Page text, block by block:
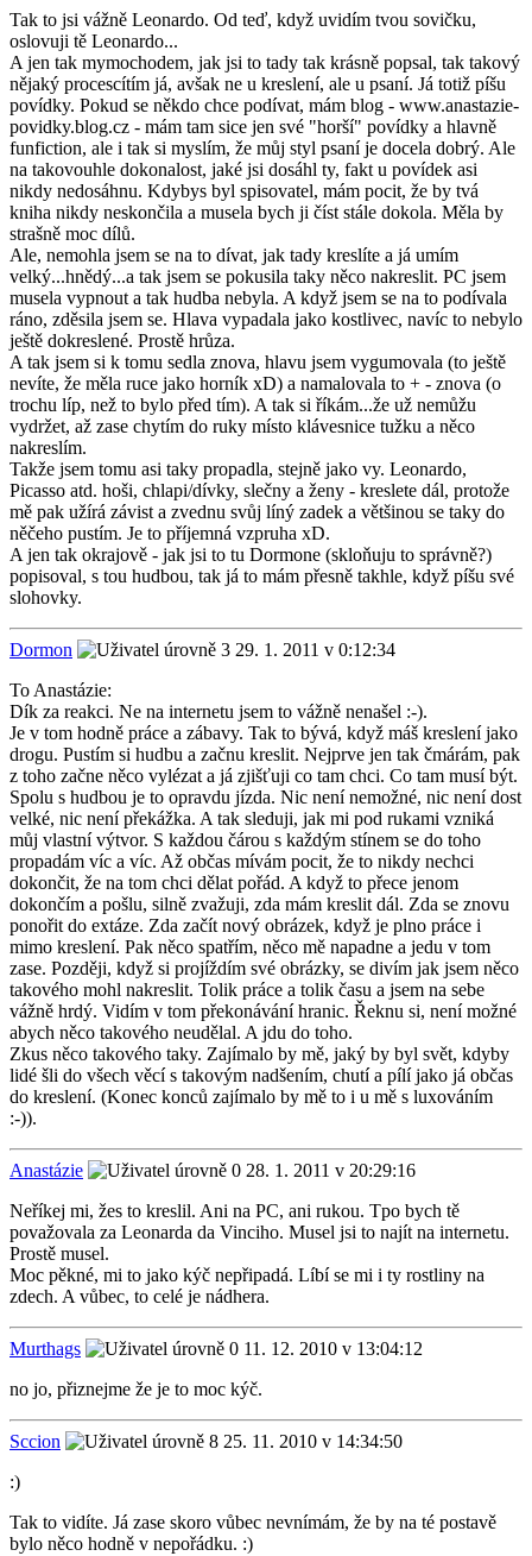
Tak to jsi vážně Leonardo. Od teď, když uvidím tvou sovičku,
oslovuji tě Leonardo...
A jen tak mymochodem, jak jsi to tady tak krásně popsal, tak takový
nějaký procescítím já, avšak ne u kreslení, ale u psaní. Já totiž píšu
povídky. Pokud se někdo chce podívat, mám blog - www.anastazie-
povidky.blog.cz - mám tam sice jen své "horší" povídky a hlavně
funfiction, ale i tak si myslím, že můj styl psaní je docela dobrý. Ale
na takovouhle dokonalost, jaké jsi dosáhl ty, fakt u povídek asi
nikdy nedosáhnu. Kdybys byl spisovatel, mám pocit, že by tvá
kniha nikdy neskončila a musela bych ji číst stále dokola. Měla by
strašně moc dílů.
Ale, nemohla jsem se na to dívat, jak tady kreslíte a já umím
velký...hnědý...a tak jsem se pokusila taky něco nakreslit. PC jsem
musela vypnout a tak hudba nebyla. A když jsem se na to podívala
ráno, zděsila jsem se. Hlava vypadala jako kostlivec, navíc to nebylo
ještě dokreslené. Prostě hrůza.
A tak jsem si k tomu sedla znova, hlavu jsem vygumovala (to ještě
nevíte, že měla ruce jako horník xD) a namalovala to + - znova (o
trochu líp, než to bylo před tím). A tak si říkám...že už nemůžu
vydržet, až zase chytím do ruky místo klávesnice tužku a něco
nakreslím.
Takže jsem tomu asi taky propadla, stejně jako vy. Leonardo,
Picasso atd. hoši, chlapi/dívky, slečny a ženy - kreslete dál, protože
mě pak užírá závist a zvednu svůj líný zadek a většinou se taky do
něčeho pustím. Je to příjemná vzpruha xD.
A jen tak okrajově - jak jsi to tu Dormone (skloňuju to správně?)
popisoval, s tou hudbou, tak já to mám přesně takhle, když píšu své
slohovky.
Dormon
29. 1. 2011 v 0:12:34
To Anastázie:
Dík za reakci. Ne na internetu jsem to vážně nenašel :-).
Je v tom hodně práce a zábavy. Tak to bývá, když máš kreslení jako
drogu. Pustím si hudbu a začnu kreslit. Nejprve jen tak čmárám, pak
z toho začne něco vylézat a já zjišťuji co tam chci. Co tam musí být.
Spolu s hudbou je to opravdu jízda. Nic není nemožné, nic není dost
velké, nic není překážka. A tak sleduji, jak mi pod rukami vzniká
můj vlastní výtvor. S každou čárou s každým stínem se do toho
propadám víc a víc. Až občas mívám pocit, že to nikdy nechci
dokončit, že na tom chci dělat pořád. A když to přece jenom
dokončím a pošlu, silně zvažuji, zda mám kreslit dál. Zda se znovu
ponořit do extáze. Zda začít nový obrázek, když je plno práce i
mimo kreslení. Pak něco spatřím, něco mě napadne a jedu v tom
zase. Později, když si projíždím své obrázky, se divím jak jsem něco
takového mohl nakreslit. Tolik práce a tolik času a jsem na sebe
vážně hrdý. Vidím v tom překonávání hranic. Řeknu si, není možné
abych něco takového neudělal. A jdu do toho.
Zkus něco takového taky. Zajímalo by mě, jaký by byl svět, kdyby
lidé šli do všech věcí s takovým nadšením, chutí a pílí jako já občas
do kreslení. (Konec konců zajímalo by mě to i u mě s luxováním
:-)).
Anastázie
28. 1. 2011 v 20:29:16
Neříkej mi, žes to kreslil. Ani na PC, ani rukou. Tpo bych tě
považovala za Leonarda da Vinciho. Musel jsi to najít na internetu.
Prostě musel.
Moc pěkné, mi to jako kýč nepřipadá. Líbí se mi i ty rostliny na
zdech. A vůbec, to celé je nádhera.
Murthags
11. 12. 2010 v 13:04:12
no jo, přiznejme že je to moc kýč.
Sccion
25. 11. 2010 v 14:34:50
:)
Tak to vidíte. Já zase skoro vůbec nevnímám, že by na té postavě
bylo něco hodně v nepořádku. :)